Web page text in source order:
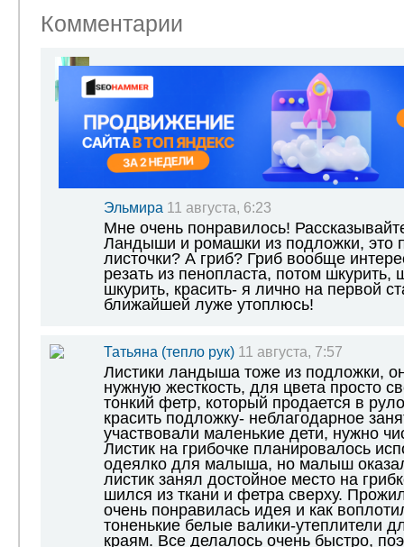
Комментарии
Эльмира 11 августа, 6:23
Мне очень понравилось!
Ландыши и ромашки из подложки, это
листочки? А гриб? Гриб вообще
резать из пенопласта, потом шкурить,
шкурить, красить- я лично на первой
ближайшей луже утоплюсь!
Татьяна (тепло рук) 11 августа, 7:57
Листики ландыша тоже из подложки,
нужную жесткость, для цвета просто
тонкий фетр, который продается в
красить подложку- неблагодарное
участвовали маленькие дети, нужно
Листик на грибочке планировалось
одеялко для малыша, но малыш
листик занял достойное место на
шился из ткани и фетра сверху.
очень понравилась идея и как
тоненькие белые валики-утеплители
краям. Все делалось очень быстро,